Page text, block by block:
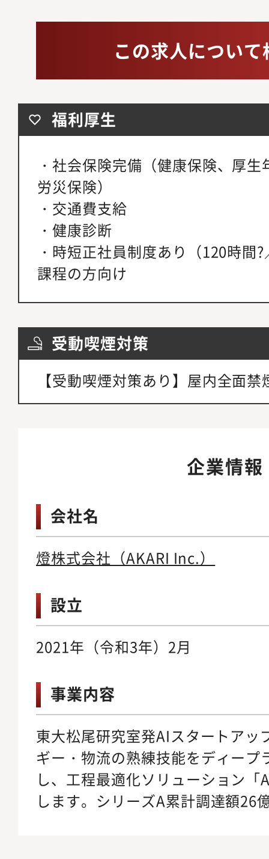
この求人につい
福利厚生
・社会保険完備（健康保険、厚
労災保険）
・交通費支給
・健康診断
・時短正社員制度あり（120時
課程の方向け
受動喫煙対策
【受動喫煙対策あり】屋内全面禁
企業情報
会社名
燈株式会社（AKARI Inc.）
設立
2021年（令和3年）2月
事業内容
東大松尾研究室発AIスタートアッ
ギー・物流の熟練技能をディープ
し、工程最適化ソリューション
します。シリーズA累計調達額26